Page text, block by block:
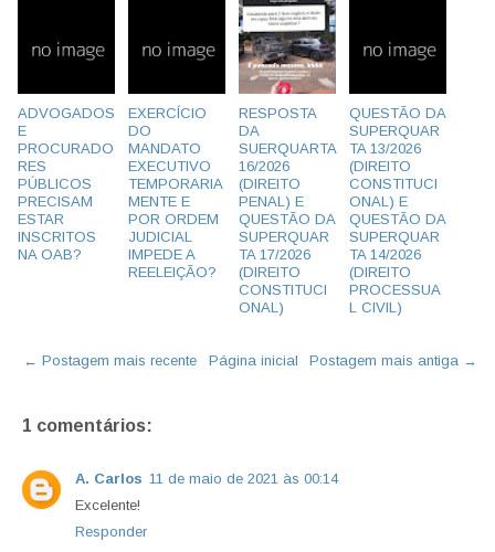
ADVOGADOS
E
PROCURADO
RES
PÚBLICOS
PRECISAM
ESTAR
INSCRITOS
NA OAB?
EXERCÍCIO
DO
MANDATO
EXECUTIVO
TEMPORARIA
MENTE E
POR ORDEM
JUDICIAL
IMPEDE A
REELEIÇÃO?
RESPOSTA
DA
SUERQUARTA
16/2026
(DIREITO
PENAL) E
QUESTÃO DA
SUPERQUAR
TA 17/2026
(DIREITO
CONSTITUCI
ONAL)
QUESTÃO DA
SUPERQUAR
TA 13/2026
(DIREITO
CONSTITUCI
ONAL) E
QUESTÃO DA
SUPERQUAR
TA 14/2026
(DIREITO
PROCESSUA
L CIVIL)
← Postagem mais recente Postagem mais antiga →
Página inicial
1 comentários:
A. Carlos 11 de maio de 2021 às 00:14
Excelente!
Responder